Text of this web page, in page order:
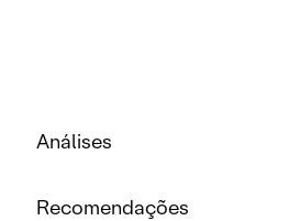
Análises
Recomendações